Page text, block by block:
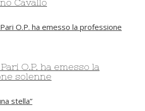
O.P. ha emesso la
solenne